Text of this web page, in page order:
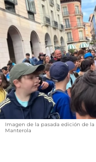
OPINIÓN
GALERÍAS
VÍDEOS
CONTACTAR
FIESTAS EN EL ALTO
FIESTAS DE SAN
AGENDA
Imagen de la pasada edición de
Manterola